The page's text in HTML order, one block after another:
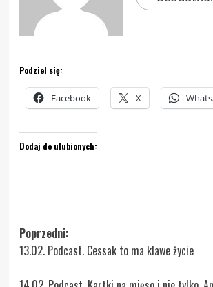
Podziel się:
Facebook X
Dodaj do ulubionych:
Zobacz
wpisy
Poprzedni:
13.02. Podcast. Cessak to ma klawe życie